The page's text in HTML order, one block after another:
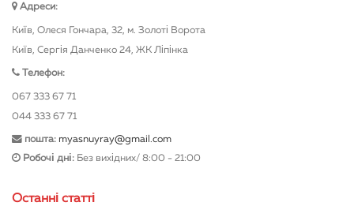
Адреси:
Київ, Олеся Гончара, 32, м. Золоті Ворота
Київ, Сергія Данченко 24, ЖК Ліпінка
Телефон:
067 333 67 71
044 333 67 71
пошта: myasnuyray@gmail.com
Робочі дні: Без вихідних/ 8:00 - 21:00
Останні статті